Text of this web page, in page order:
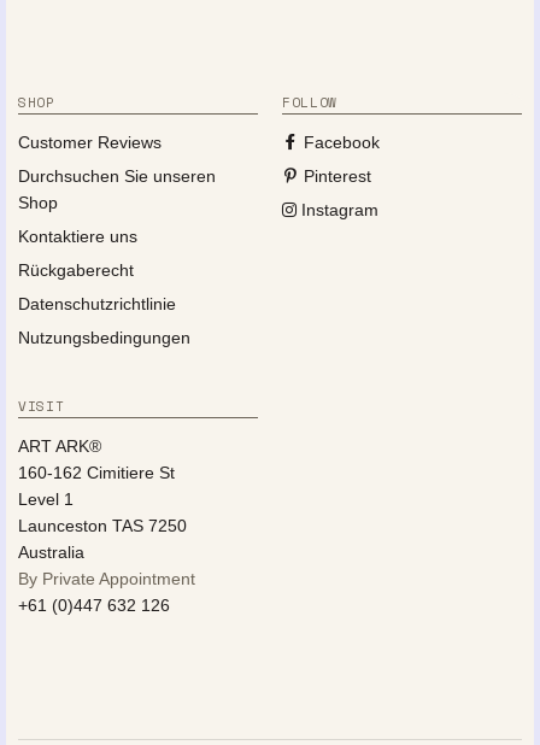
SHOP
Customer Reviews
Durchsuchen Sie unseren
Shop
Kontaktiere uns
Rückgaberecht
Datenschutzrichtlinie
Nutzungsbedingungen
FOLLOW
Facebook
Pinterest
Instagram
VISIT
ART ARK®
160-162 Cimitiere St
Level 1
Launceston TAS 7250
Australia
By Private Appointment
+61 (0)447 632 126